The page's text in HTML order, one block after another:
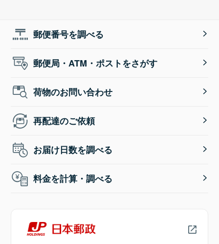
郵便番号を調べる
郵便局・ATM・ポストをさがす
荷物のお問い合わせ
再配達のご依頼
お届け日数を調べる
料金を計算・調べる